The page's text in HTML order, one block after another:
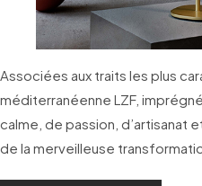
Associées aux traits les plus
méditerranéenne LZF,
calme, de passion, d’artisanat
de la merveilleuse